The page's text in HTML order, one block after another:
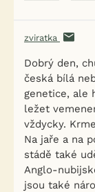
zviratka
Dobrý den,
česká bílá
genetice, ale
ležet
vždycky.
Na jaře a na
stádě také
Anglo-
jsou také